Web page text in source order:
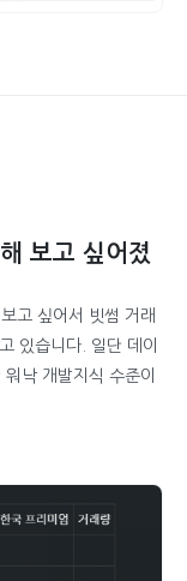
보고 싶어졌
고 싶어서 빗썸 거래
있습니다. 일단 데이
낙 개발지식 수준이